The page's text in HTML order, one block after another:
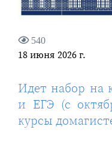
540
18 июня 2026 г.
Идет набор на
и ЕГЭ (с
курсы